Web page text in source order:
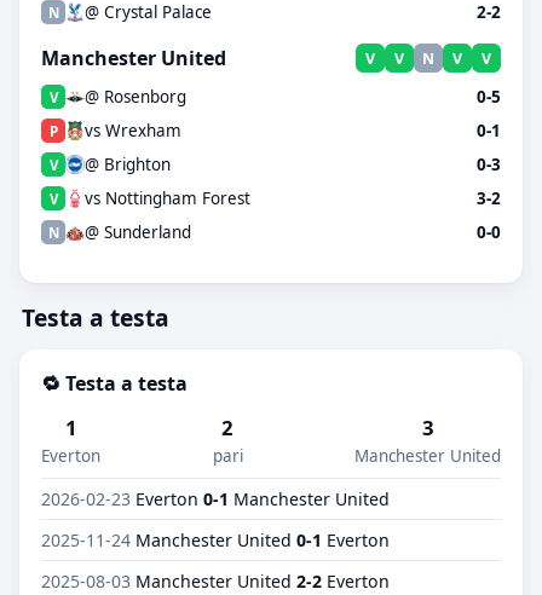
N @ Crystal Palace 2-2
Manchester United V V N V V
V @ Rosenborg 0-5
P vs Wrexham 0-1
V @ Brighton 0-3
V vs Nottingham Forest 3-2
N @ Sunderland 0-0
Testa a testa
🔁 Testa a testa
1
Everton
2
pari
3
Manchester United
2026-02-23 Everton 0-1 Manchester United
2025-11-24 Manchester United 0-1 Everton
2025-08-03 Manchester United 2-2 Everton